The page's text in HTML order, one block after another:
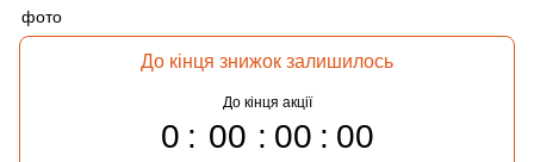
До кінця знижок залишилось
До кінця акції
0 00 00 00